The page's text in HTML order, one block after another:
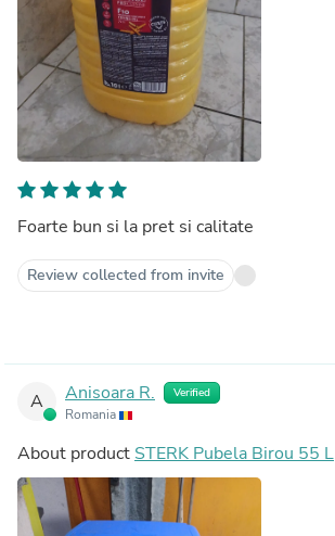
Foarte bun si la pret si calitate
Review collected from invite
A Anisoara R. Verified
Romania
About product STERK Pubela Birou 55 L